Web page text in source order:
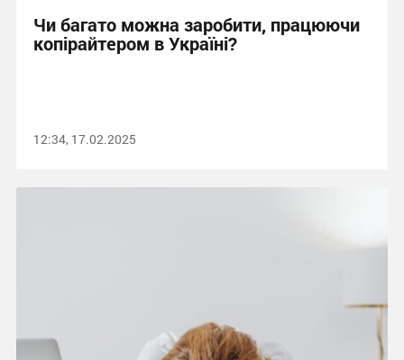
Чи багато можна заробити, працюючи
копірайтером в Україні?
12:34, 17.02.2025